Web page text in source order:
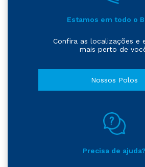
Estamos em todo o
Confira as localizações e
mais perto de
Nossos Polos
Precisa de ajuda?